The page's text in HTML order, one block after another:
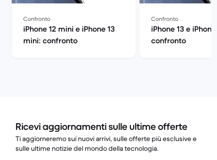
Confronto
iPhone 12 mini e iPhone 13
mini: confronto
Confronto
iPhone 13 e
confronto
Ricevi aggiornamenti sulle ultime offerte
Ti aggiorneremo sui nuovi arrivi, sulle offerte più esclusive e
sulle ultime notizie del mondo della tecnologia.